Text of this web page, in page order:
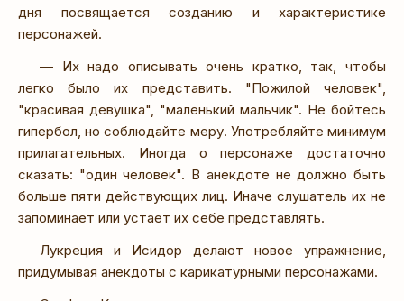
дня посвящается созданию и характеристике
персонажей.
— Их надо описывать очень кратко, так, чтобы
легко было их представить. "Пожилой человек",
"красивая девушка", "маленький мальчик". Не бойтесь
гипербол, но соблюдайте меру. Употребляйте минимум
прилагательных. Иногда о персонаже достаточно
сказать: "один человек". В анекдоте не должно быть
больше пяти действующих лиц. Иначе слушатель их не
запоминает или устает их себе представлять.
Лукреция и Исидор делают новое упражнение,
придумывая анекдоты с карикатурными персонажами.